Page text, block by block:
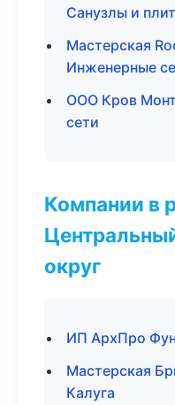
Санузлы и
Мастерская
Инженерные
ООО Кров
сети
Компании в
округ
ИП АрхПро
Мастерская
Калуга